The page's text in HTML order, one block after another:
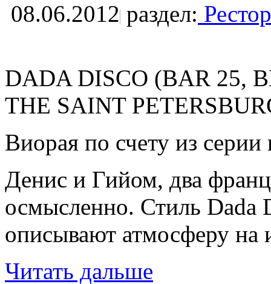
08.06.2012 раздел:
DADA DISCO (BAR 25,
THE SAINT
Виорая по счету из
Денис и Гийом, два
осмысленно. Стиль Dada
описывают атмосферу на
Читать дальше